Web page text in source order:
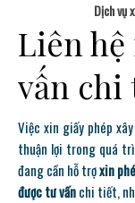
Dịch vụ
Liên hệ
vấn chi
Việc xin giấy phép
thuận lợi trong quá
đang cần hỗ trợxin
được tư vấnchi tiết,